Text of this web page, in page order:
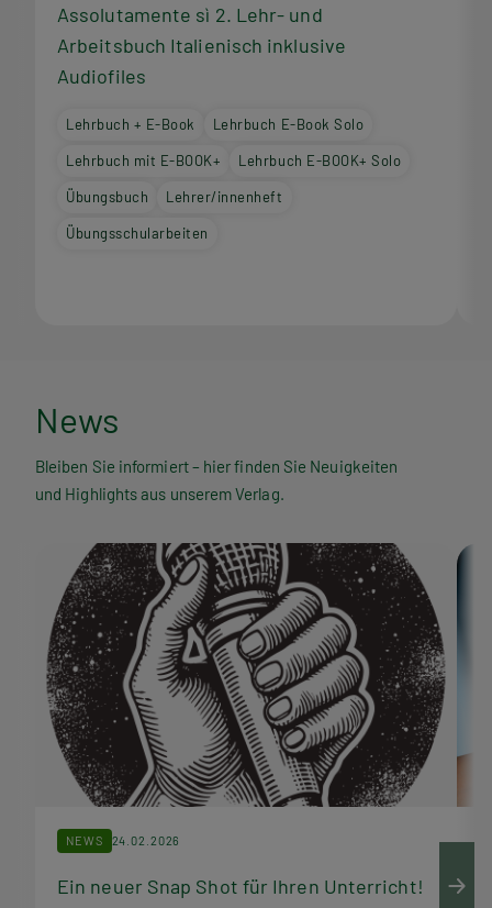
Assolutamente sì 2. Lehr- und
Arbeitsbuch Italienisch inklusive
Audiofiles
Lehrbuch + E-Book Lehrbuch E-Book Solo
Lehrbuch mit E-BOOK+ Lehrbuch E-BOOK+ Solo
Übungsbuch Lehrer/innenheft
Übungsschularbeiten
N
e
w
News
Bleiben Sie informiert – hier finden Sie Neuigkeiten
und Highlights aus unserem Verlag.
NEWS 24.02.2026
Ein neuer Snap Shot für Ihren Unterricht!